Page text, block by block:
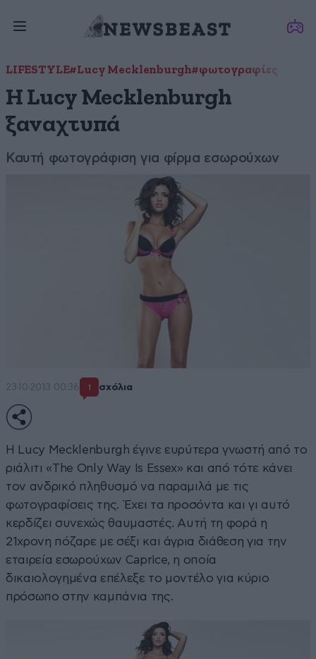
LIFESTYLE#Lucy Mecklenburgh#φωτογραφίες
Η Lucy Mecklenburgh
ξαναχτυπά
Καυτή φωτογράφιση για φίρμα εσωρούχων
23·10·2013 00:36 1 σχόλια
Η Lucy Mecklenburgh έγινε ευρύτερα γνωστή από το
ριάλιτι «The Only Way Is Essex» και από τότε κάνει
τον ανδρικό πληθυσμό να παραμιλά με τις
φωτογραφίσεις της. Έχει τα προσόντα και γι αυτό
κερδίζει συνεχώς θαυμαστές. Αυτή τη φορά η
21χρονη πόζαρε με σέξι και άγρια διάθεση για την
εταιρεία εσωρούχων Caprice, η οποία
δικαιολογημένα επέλεξε το μοντέλο για κύριο
πρόσωπο στην καμπάνια της.